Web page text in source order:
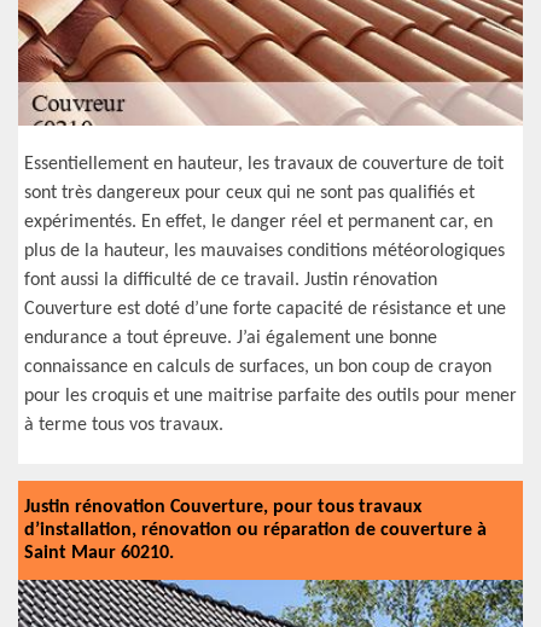
Essentiellement en hauteur, les travaux de couverture de toit
sont très dangereux pour ceux qui ne sont pas qualifiés et
expérimentés. En effet, le danger réel et permanent car, en
plus de la hauteur, les mauvaises conditions météorologiques
font aussi la difficulté de ce travail. Justin rénovation
Couverture est doté d’une forte capacité de résistance et une
endurance a tout épreuve. J’ai également une bonne
connaissance en calculs de surfaces, un bon coup de crayon
pour les croquis et une maitrise parfaite des outils pour mener
à terme tous vos travaux.
Justin rénovation Couverture, pour tous travaux
d’installation, rénovation ou réparation de couverture à
Saint Maur 60210.